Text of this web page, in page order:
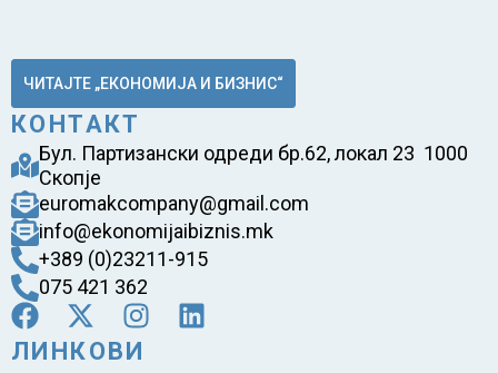
ЧИТАЈТЕ „ЕКОНОМИЈА И БИЗНИС“
КОНТАКТ
Бул. Партизански одреди бр.62, локал 23 1000
Скопје
euromakcompany@gmail.com
info@ekonomijaibiznis.mk
+389 (0)23211-915
075 421 362
ЛИНКОВИ